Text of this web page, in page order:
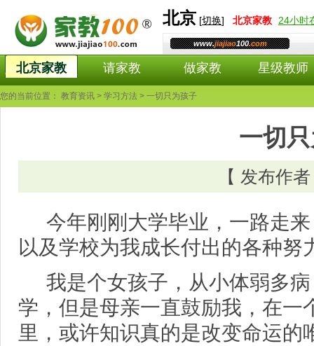
北京 [切换] 北京家教 24小时
www.jiajiao100.com
北京家教 请家教 做家教 星级教师
您的当前位置： 教育资讯 > 学习方法 > 一切只为孩子
一切
【 发布作
今年刚刚大学毕业，一路走来
以及学校为我成长付出的各种努
我是个女孩子，从小体弱多病
学，但是母亲一直鼓励我，在一
里，或许知识真的是改变命运